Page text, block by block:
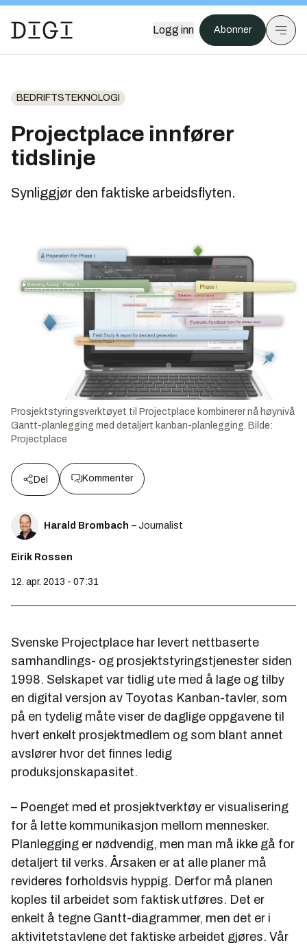
Logg inn Abonner
BEDRIFTSTEKNOLOGI
Projectplace innfører
tidslinje
Synliggjør den faktiske arbeidsflyten.
Prosjektstyringsverktøyet til Projectplace kombinerer nå høynivå
Gantt-planlegging med detaljert kanban-planlegging. Bilde:
Projectplace
Del Kommenter
Harald Brombach – Journalist
Eirik Rossen
12. apr. 2013 - 07:31
Svenske Projectplace har levert nettbaserte
samhandlings- og prosjektstyringstjenester siden
1998. Selskapet var tidlig ute med å lage og tilby
en digital versjon av Toyotas Kanban-tavler, som
på en tydelig måte viser de daglige oppgavene til
hvert enkelt prosjektmedlem og som blant annet
avslører hvor det finnes ledig
produksjonskapasitet.
– Poenget med et prosjektverktøy er visualisering
for å lette kommunikasjon mellom mennesker.
Planlegging er nødvendig, men man må ikke gå for
detaljert til verks. Årsaken er at alle planer må
revideres forholdsvis hyppig. Derfor må planen
koples til arbeidet som faktisk utføres. Det er
enkelt å tegne Gantt-diagrammer, men det er i
aktivitetstavlene det faktiske arbeidet gjøres. Vår